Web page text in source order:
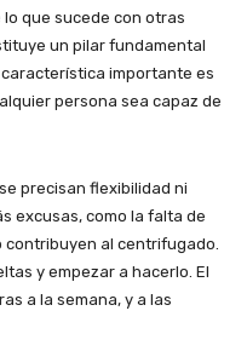
que sucede con otras
un pilar fundamental
importante es
persona sea capaz de
precisan flexibilidad ni
excusas, como la falta de
al centrifugado.
y empezar a hacerlo. El
a la semana, y a las